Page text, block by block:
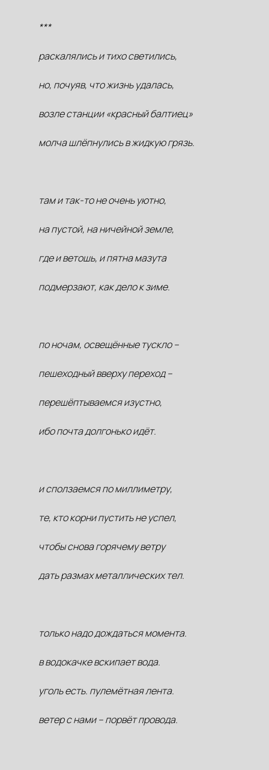
***
раскалялись и тихо светились,
но, почуяв, что жизнь удалась,
возле станции «красный балтиец»
молча шлёпнулись в жидкую грязь.
там и так-то не очень уютно,
на пустой, на ничейной земле,
где и ветошь, и пятна мазута
подмерзают, как дело к зиме.
по ночам, освещённые тускло –
пешеходный вверху переход –
перешёптываемся изустно,
ибо почта долгонько идёт.
и сползаемся по миллиметру,
те, кто корни пустить не успел,
чтобы снова горячему ветру
дать размах металлических тел.
только надо дождаться момента.
в водокачке вскипает вода.
уголь есть. пулемётная лента.
ветер с нами – порвёт провода.